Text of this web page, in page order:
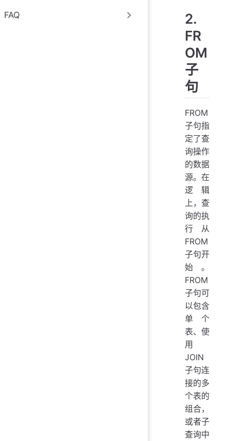
FAQ
2.
FR
OM
子
句
FROM
子句指
定了查
询操作
的数据
源。在
逻辑
上，查
询的执
行从
FROM
子句开
始。
FROM
子句可
以包含
单个
表、使
用
JOIN
子句连
接的多
个表的
组合，
或者子
查询中